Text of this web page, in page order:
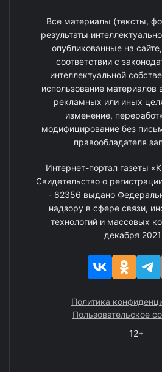
Все материалы (тексты,
результаты
опубликованные на
соответствии с
интеллектуальной
использование
рекламных или иных
изменение,
модифицирование без
правообладателя
Интернет-портал газеты
Свидетельство о
- 82356 выдано
надзору в сфере связи,
технологий и массовых
декабря 2021
Политика
Пользовательское
12+